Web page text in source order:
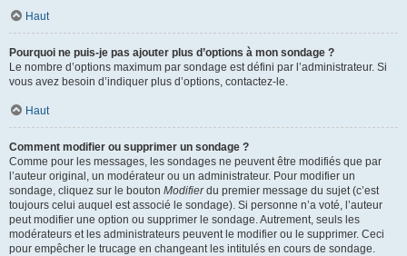
Haut
Pourquoi ne puis-je pas ajouter plus d’options à mon sondage ?
Le nombre d’options maximum par sondage est défini par l’administrateur. Si
vous avez besoin d’indiquer plus d’options, contactez-le.
Haut
Comment modifier ou supprimer un sondage ?
Comme pour les messages, les sondages ne peuvent être modifiés que par
l’auteur original, un modérateur ou un administrateur. Pour modifier un
sondage, cliquez sur le bouton Modifierdu premier message du sujet (c’est
toujours celui auquel est associé le sondage). Si personne n’a voté, l’auteur
peut modifier une option ou supprimer le sondage. Autrement, seuls les
modérateurs et les administrateurs peuvent le modifier ou le supprimer. Ceci
pour empêcher le trucage en changeant les intitulés en cours de sondage.